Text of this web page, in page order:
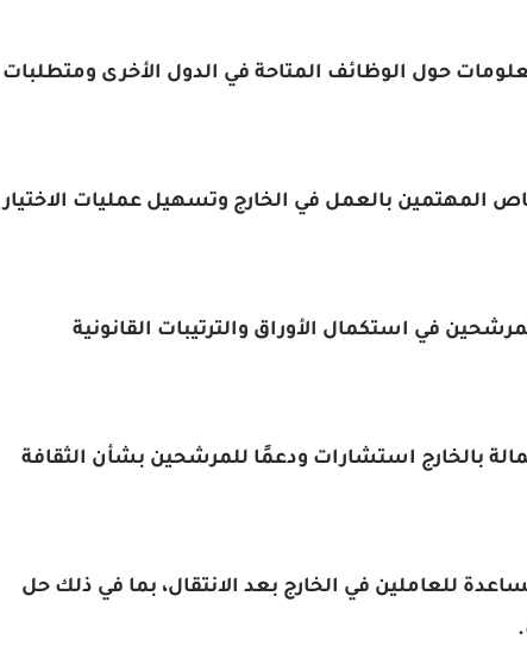
حول الوظائف المتاحة في الدول الأخرى ومتطلبات
المهتمين بالعمل في الخارج وتسهيل عمليات الاختيار
في استكمال الأوراق والترتيبات القانونية
بالخارج استشارات ودعمًا للمرشحين بشأن الثقافة
للعاملين في الخارج بعد الانتقال، بما في ذلك حل